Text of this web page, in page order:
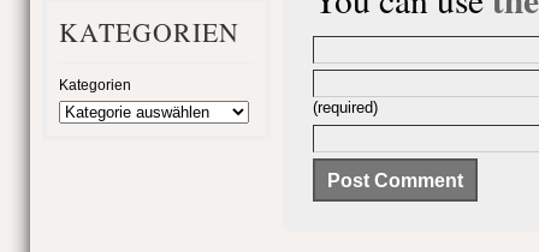
KATEGORIEN
Kategorien
(required)